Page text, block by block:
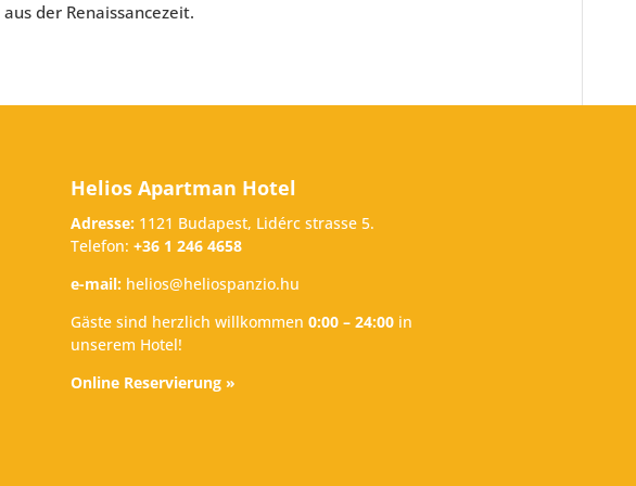
der Renaissancezeit.
Helios Apartman Hotel
Adresse:1121 Budapest, Lidérc strasse 5.
Telefon: +36 1 246 4658
e-mail:helios@heliospanzio.hu
Gäste sind herzlich willkommen 0:00 – 24:00in
unserem Hotel!
Online Reservierung »